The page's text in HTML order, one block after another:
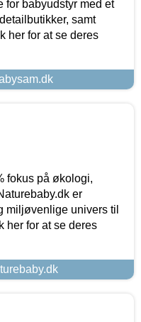
babyudstyr med et
samt
her for at se deres
fokus på økologi,
er
miljøvenlige univers til
her for at se deres